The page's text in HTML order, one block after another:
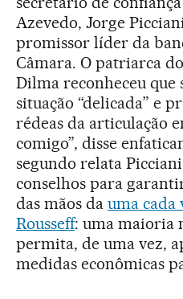
Azevedo, Jorge
promissor líder da
Câmara. O patriarca
Dilma reconheceu que
situação “delicada” e
rédeas da articulação
comigo”, disse
segundo relata
conselhos para
das mãos da uma cada
Rousseff: uma maioria
permita, de uma vez,
medidas econômicas